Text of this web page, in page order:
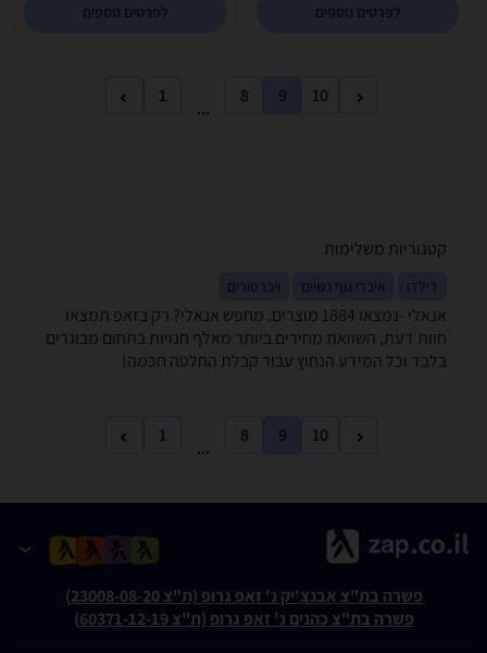
לפרטים נוספים לפרטים נוספים
1
...
8 9 10
קטגוריות משלימות
דילדו איברי גוף נשיים ויברטורים
אנאלי -נמצאו 1884 מוצרים. מחפש אנאלי? רק בזאפ תמצאו
חוות דעת, השוואת מחירים ביותר מאלף חנויות בתחום מבוגרים
בלבד וכל המידע הנחוץ עבור קבלת החלטה חכמה!
1
...
8 9 10
פשרה בת"צ אבנצ'יק נ' זאפ גרופ (ת"צ 23008-08-20)
פשרה בת"צ כהנים נ' זאפ גרופ (ת"צ 60371-12-19)